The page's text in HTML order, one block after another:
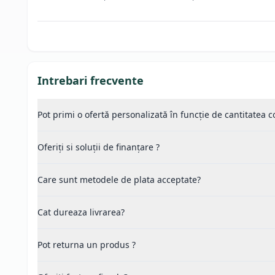
Intrebari frecvente
Pot primi o ofertă personalizată în funcție de cantitatea
Oferiți si soluții de finanțare ?
Care sunt metodele de plata acceptate?
Cat dureaza livrarea?
Pot returna un produs ?